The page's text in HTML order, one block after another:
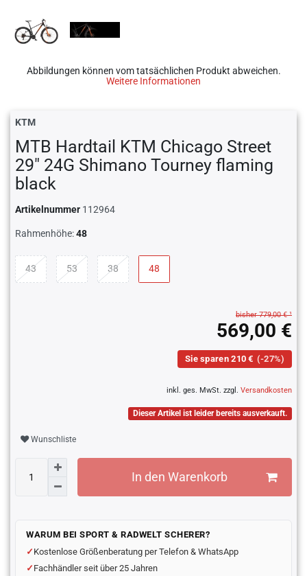
Abbildungen können vom tatsächlichen Produkt abweichen.
Weitere Informationen
KTM
MTB Hardtail KTM Chicago Street
29" 24G Shimano Tourney flaming
black
Artikelnummer 112964
Rahmenhöhe:48
43 53 38 48
bisher 779,00 € ¹
569,00 €
Sie sparen 210 € (-27%)
inkl. ges. MwSt. zzgl. Versandkosten
Dieser Artikel ist leider bereits ausverkauft.
Wunschliste
In den Warenkorb
WARUM BEI SPORT & RADWELT SCHERER?
Kostenlose Größenberatung per Telefon & WhatsApp
Fachhändler seit über 25 Jahren